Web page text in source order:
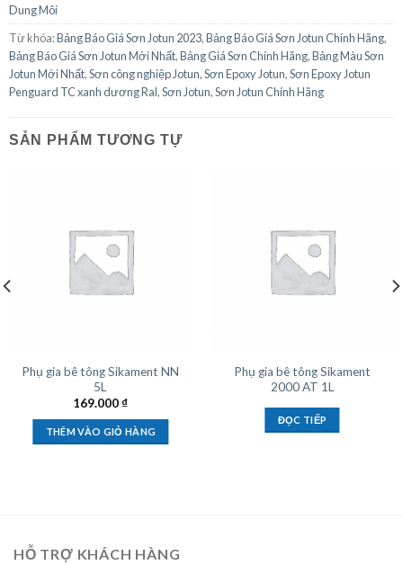
Dung Môi
Từ khóa:Bảng Báo Giá Sơn Jotun 2023,Bảng Báo Giá Sơn Jotun Chính Hãng,
Bảng Báo Giá Sơn Jotun Mới Nhất,Bảng Giá Sơn Chính Hãng,Bảng Màu Sơn
Jotun Mới Nhất,Sơn công nghiệp Jotun,Sơn Epoxy Jotun,Sơn Epoxy Jotun
Penguard TC xanh dương Ral,Sơn Jotun,Sơn Jotun Chính Hãng
SẢN PHẨM TƯƠNG TỰ
Phụ gia bê tông Sikament NN
5L
169.000₫
THÊM VÀO GIỎ HÀNG
Phụ gia bê tông Sikament
2000 AT 1L
ĐỌC TIẾP
HỖ TRỢ KHÁCH HÀNG